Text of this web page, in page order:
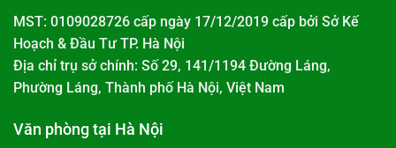
MST: 0109028726 cấp ngày 17/12/2019 cấp bởi Sở Kế
Hoạch & Đầu Tư TP. Hà Nội
Địa chỉ trụ sở chính: Số 29, 141/1194 Đường Láng,
Phường Láng, Thành phố Hà Nội, Việt Nam
Văn phòng tại Hà Nội